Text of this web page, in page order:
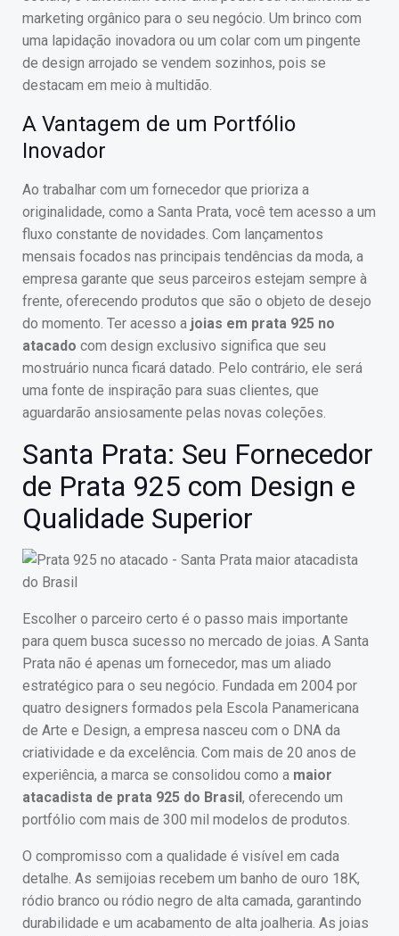
marketing orgânico para o seu negócio. Um brinco com
uma lapidação inovadora ou um colar com um pingente
de design arrojado se vendem sozinhos, pois se
destacam em meio à multidão.
A Vantagem de um Portfólio
Inovador
Ao trabalhar com um fornecedor que prioriza a
originalidade, como a Santa Prata, você tem acesso a um
fluxo constante de novidades. Com lançamentos
mensais focados nas principais tendências da moda, a
empresa garante que seus parceiros estejam sempre à
frente, oferecendo produtos que são o objeto de desejo
do momento. Ter acesso a joias em prata 925 no
atacado com design exclusivo significa que seu
mostruário nunca ficará datado. Pelo contrário, ele será
uma fonte de inspiração para suas clientes, que
aguardarão ansiosamente pelas novas coleções.
Santa Prata: Seu Fornecedor
de Prata 925 com Design e
Qualidade Superior
Escolher o parceiro certo é o passo mais importante
para quem busca sucesso no mercado de joias. A Santa
Prata não é apenas um fornecedor, mas um aliado
estratégico para o seu negócio. Fundada em 2004 por
quatro designers formados pela Escola Panamericana
de Arte e Design, a empresa nasceu com o DNA da
criatividade e da excelência. Com mais de 20 anos de
experiência, a marca se consolidou como a maior
atacadista de prata 925 do Brasil , oferecendo um
portfólio com mais de 300 mil modelos de produtos.
O compromisso com a qualidade é visível em cada
detalhe. As semijoias recebem um banho de ouro 18K,
ródio branco ou ródio negro de alta camada, garantindo
durabilidade e um acabamento de alta joalheria. As joias